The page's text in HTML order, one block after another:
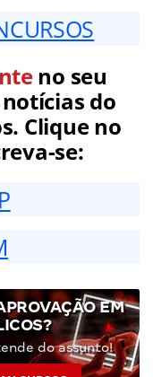
no seu
do
Clique no
se:
EM
do assunto!